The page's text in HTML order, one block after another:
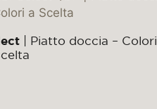
| Piatto doccia – Colori